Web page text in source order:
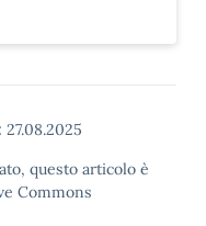
27.08.2025
questo articolo è
Commons